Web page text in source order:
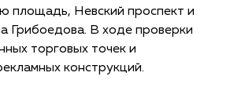
площадь, Невский проспект и
Грибоедова. В ходе проверки
торговых точек и
конструкций.